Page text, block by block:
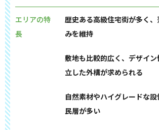
エリアの特
長
歴史ある高級住宅街が多く
みを維持
敷地も比較的広く、デザイ
立した外構が求められる
自然素材やハイグレードな
民層が多い